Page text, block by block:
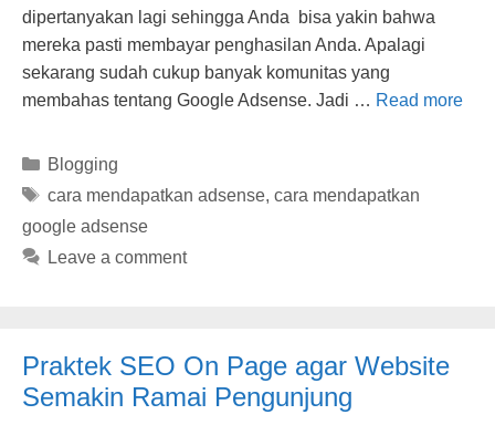
dipertanyakan lagi sehingga Anda bisa yakin bahwa
mereka pasti membayar penghasilan Anda. Apalagi
sekarang sudah cukup banyak komunitas yang
membahas tentang Google Adsense. Jadi … Read more
Categories
Blogging
Tags
cara mendapatkan adsense, cara mendapatkan
google adsense
Leave a comment
Praktek SEO On Page agar Website
Semakin Ramai Pengunjung